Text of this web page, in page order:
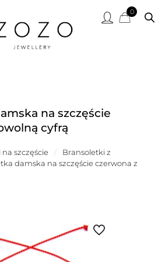
0
na szczęście
cyfrą
szczęście /
Bransoletki z
damska na szczęście czerwona z